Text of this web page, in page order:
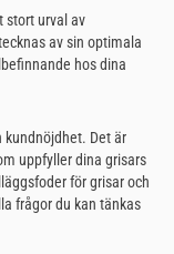
stort urval av
av sin optimala
hos dina
kundnöjdhet. Det är
uppfyller dina grisars
för grisar och
frågor du kan tänkas